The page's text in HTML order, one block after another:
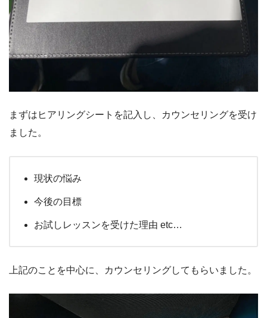
まずはヒアリングシートを記入し、カウンセリングを受け
ました。
現状の悩み
今後の目標
お試しレッスンを受けた理由 etc…
上記のことを中心に、カウンセリングしてもらいました。